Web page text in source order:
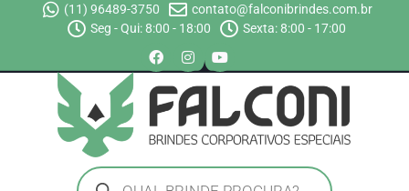
(11) 96489-3750
contato@falconibrindes.com.br
Seg - Qui: 8:00 - 18:00
Sexta: 8:00 - 17:00